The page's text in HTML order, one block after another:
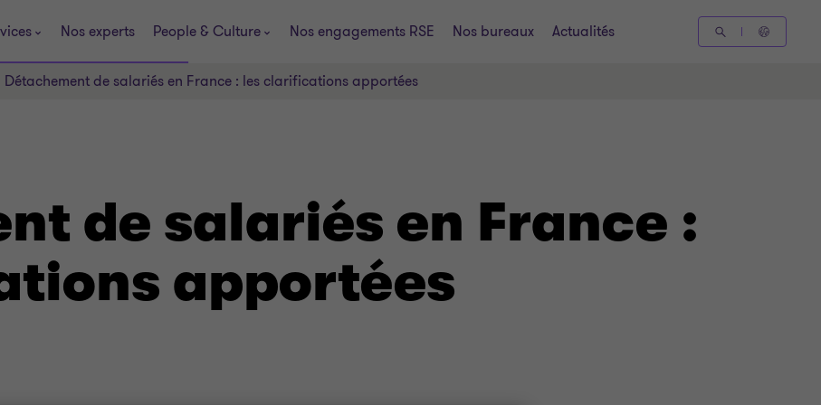
Nos experts People & Culture Nos engagements RSE Nos bureaux Actualités
Détachement de salariés en France : les clarifications apportées
de salariés en France :
apportées